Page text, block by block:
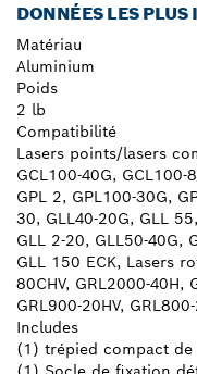
DONNÉES LES PLUS
Matériau
Aluminium
Poids
2 lb
Compatibilité
Lasers points/lasers
GCL100-40G, GCL100-
GPL 2, GPL100-30G,
30, GLL40-20G, GLL
GLL 2-20, GLL50-40G,
GLL 150 ECK, Lasers
80CHV, GRL2000-40H,
GRL900-20HV,
Includes
(1) trépied compact